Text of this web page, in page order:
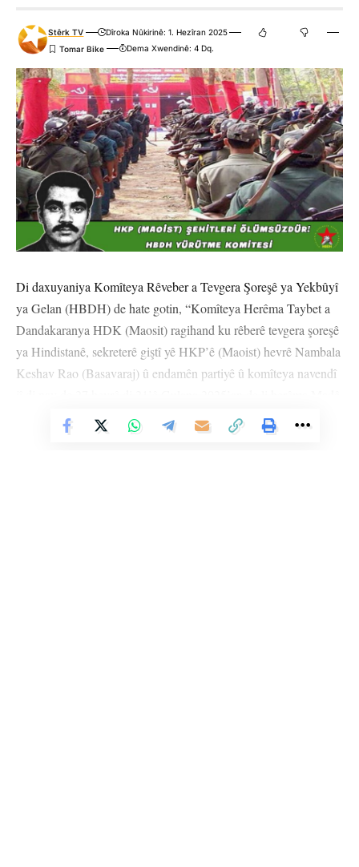
Stêrk TV
Dîroka Nûkirinê: 1. Hezîran 2025
Dema Xwendinê: 4 Dq.
Di daxuyaniya Komîteya Rêveber a Tevgera Şoreşê ya Yekbûyî
ya Gelan (HBDH) de hate gotin, “Komîteya Herêma Taybet a
Dandakaranya HDK (Maosit) ragihand ku rêberê tevgera şoreşê
ya Hindistanê, sekreterê giştî yê HKP’ê (Maoist) hevrê Nambala
Keshav Rao (Basavaraj) û endamên partiyê û komîteya navendî
di komkujiyê de tevlî karwanê nemiran bûne. Em bi rêzdarî
bejna xwe li ber bîranîna nemir a rêberê şoreşa Hindistanê hevrê
Vê Nûçeyê Bixwîne